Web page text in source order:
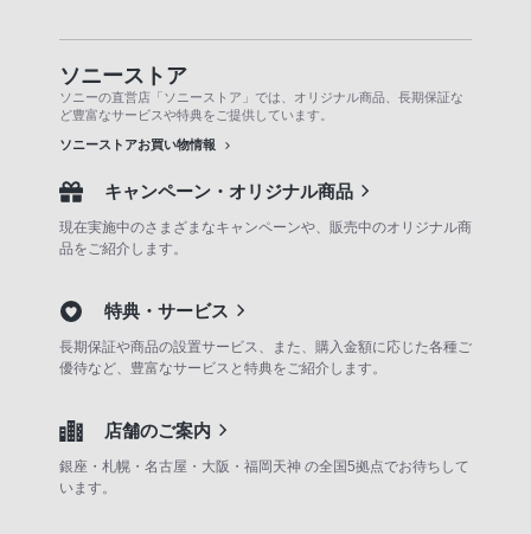
ソニーストア
ソニーの直営店「ソニーストア」では、オリジナル商品、長期保証な
ど豊富なサービスや特典をご提供しています。
ソニーストアお買い物情報
キャンペーン・オリジナル商品
現在実施中のさまざまなキャンペーンや、販売中のオリジナル商
品をご紹介します。
特典・サービス
長期保証や商品の設置サービス、また、購入金額に応じた各種ご
優待など、豊富なサービスと特典をご紹介します。
店舗のご案内
銀座・札幌・名古屋・大阪・福岡天神 の全国5拠点でお待ちして
います。